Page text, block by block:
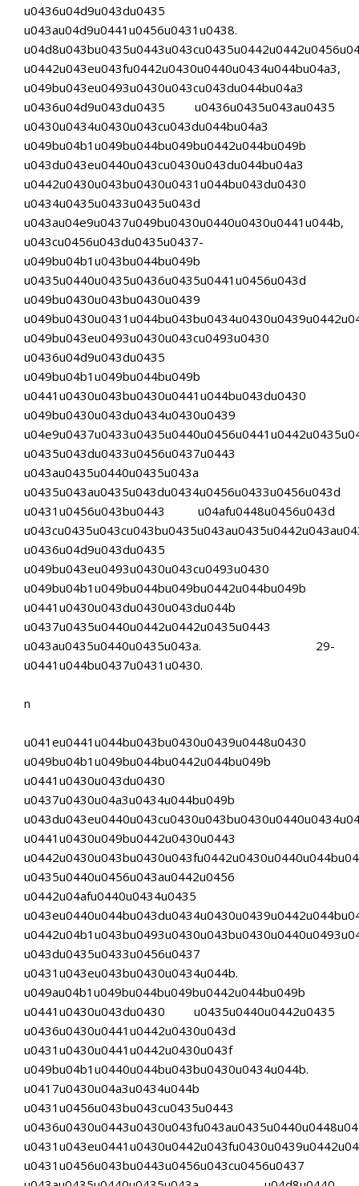
u0436u04d9u043du0435
u043au04d9u0441u0456u0431u0438.
u0442u043eu043fu0442u0430u0440u0434u044bu04a3,
u049bu043eu0493u0430u043cu043du044bu04a3
u0436u04d9u043du0435 u0436u0435u043au0435
u0430u0434u0430u043cu043du044bu04a3
u049bu04b1u049bu044bu049bu0442u044bu049b
u043du043eu0440u043cu0430u043du044bu04a3
u0442u0430u043bu0430u0431u044bu043du0430
u0434u0435u0433u0435u043d
u043au04e9u0437u049bu0430u0440u0430u0441u044b,
u043cu0456u043du0435u0437-
u049bu04b1u043bu044bu049b
u0435u0440u0435u0436u0435u0441u0456u043d
u049bu0430u043bu0430u0439
u049bu043eu0493u0430u043cu0493u0430
u0436u04d9u043du0435
u049bu04b1u049bu044bu049b
u0441u0430u043bu0430u0441u044bu043du0430
u049bu0430u043du0434u0430u0439
u0435u043du0433u0456u0437u0443
u043au0435u0440u0435u043a
u0435u043au0435u043du0434u0456u0433u0456u043d
u0431u0456u043bu0443 u04afu0448u0456u043d
u0436u04d9u043du0435
u049bu043eu0493u0430u043cu0493u0430
u049bu04b1u049bu044bu049bu0442u044bu049b
u0441u0430u043du0430u043du044b
u0437u0435u0440u0442u0442u0435u0443
u043au0435u0440u0435u043a. 29-
u0441u044bu0437u0431u0430.
n
u041eu0441u044bu043bu0430u0439u0448u0430
u049bu04b1u049bu044bu0442u044bu049b
u0441u0430u043du0430
u0437u0430u04a3u0434u044bu049b
u0441u0430u049bu0442u0430u0443
u0435u0440u0456u043au0442u0456
u0442u04afu0440u0434u0435
u043du0435u0433u0456u0437
u0431u043eu043bu0430u0434u044b.
u049au04b1u049bu044bu049bu0442u044bu049b
u0441u0430u043du0430 u0435u0440u0442u0435
u0436u0430u0441u0442u0430u043d
u0431u0430u0441u0442u0430u043f
u049bu04b1u0440u044bu043bu0430u0434u044b.
u0417u0430u04a3u0434u044b
u0431u0456u043bu043cu0435u0443
u0431u0456u043bu0443u0456u043cu0456u0437